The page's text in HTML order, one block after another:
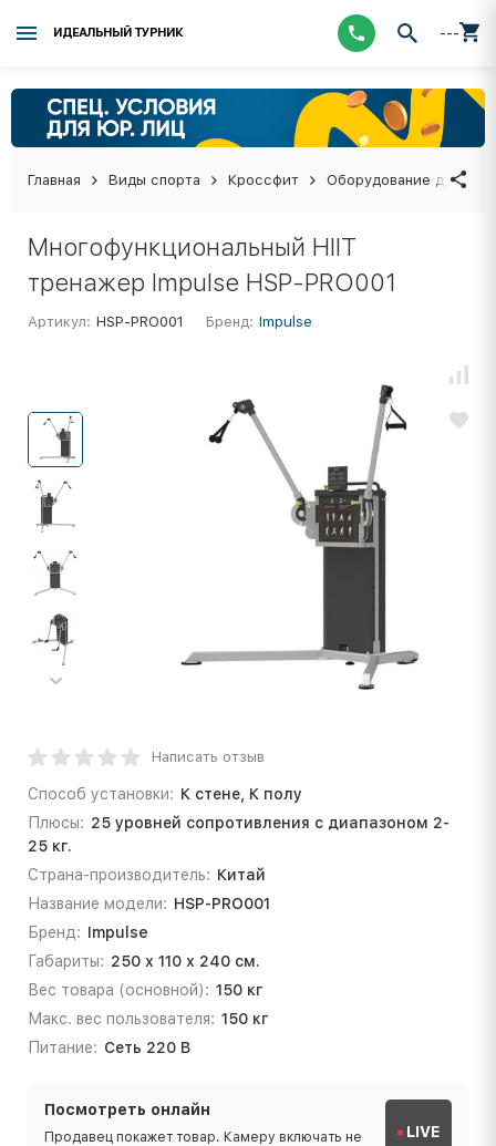
ИДЕАЛЬНЫЙ ТУРНИК ---
Главная Виды спорта Кроссфит Оборудование для
Многофункциональный HIIT
тренажер Impulse HSP-PRO001
Артикул: HSP-PRO001 Бренд: Impulse
Написать отзыв
Способ установки: К стене, К полу
Плюсы: 25 уровней сопротивления с диапазоном 2-
25 кг.
Страна-производитель: Китай
Название модели: HSP-PRO001
Бренд: Impulse
Габариты: 250 х 110 х 240 см.
Вес товара (основной): 150 кг
Макс. вес пользователя: 150 кг
Питание: Сеть 220 В
Посмотреть онлайн
Продавец покажет товар. Камеру включать не
LIVE